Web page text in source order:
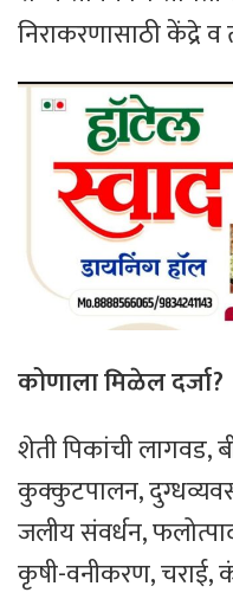
निराकरणासाठी केंद्रे
कोणाला मिळेल दर्जा?
शेती पिकांची लागवड,
कुक्कुटपालन,
जलीय संवर्धन,
कृषी-वनीकरण, चराई,